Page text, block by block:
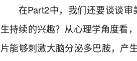
在Part2中，我们还要谈谈
生持续的兴趣？从心理学角度看
片能够刺激大脑分泌多巴胺，产